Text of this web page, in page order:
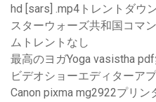
hd [sars] .mp4トレントダウ
スターウォーズ共和国コマ
ムトレントなし
最高のヨガYoga vasistha
ビデオショーエディターア
Canon pixma mg2922プリ